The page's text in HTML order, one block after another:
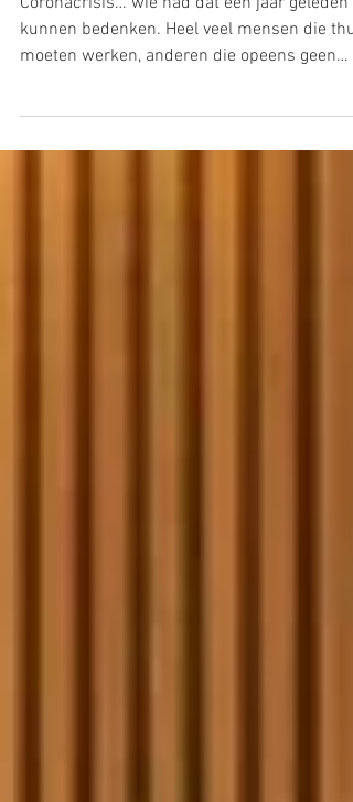
Oude kast in een nieuw jasje.
Coronacrisis… wie had dat een jaar geleden
moeten werken, anderen die opeens geen